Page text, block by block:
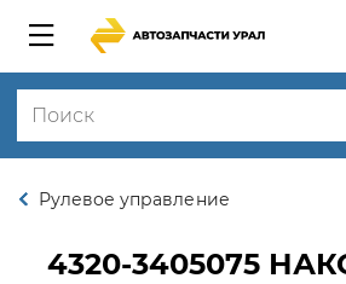
Рулевое управление
4320-3405075